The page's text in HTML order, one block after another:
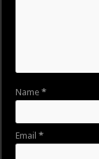
Name*
Email*